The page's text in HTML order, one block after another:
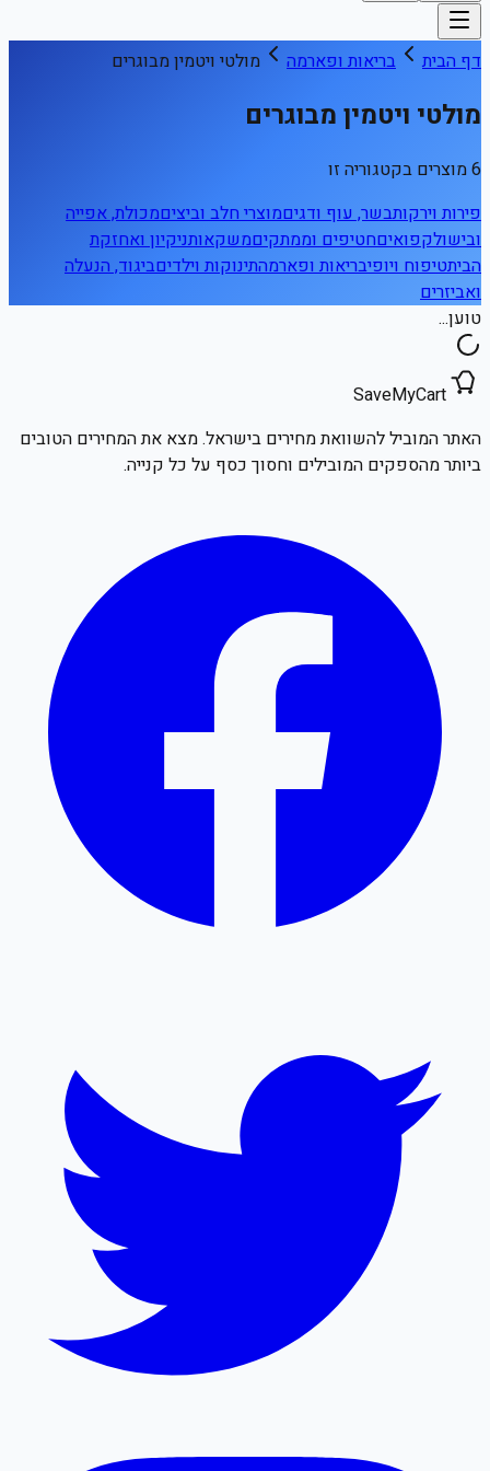
דף הבית בריאות ופארמה מולטי ויטמין מבוגרים
מולטי ויטמין מבוגרים
6 מוצרים בקטגוריה זו
פירות וירקותבשר, עוף ודגיםמוצרי חלב וביציםמכולת, אפייה
ובישולקפואיםחטיפים וממתקיםמשקאותניקיון ואחזקת
הביתטיפוח ויופיבריאות ופארמהתינוקות וילדיםביגוד, הנעלה
ואביזרים
טוען...
SaveMyCart
האתר המוביל להשוואת מחירים בישראל. מצא את המחירים הטובים
ביותר מהספקים המובילים וחסוך כסף על כל קנייה.